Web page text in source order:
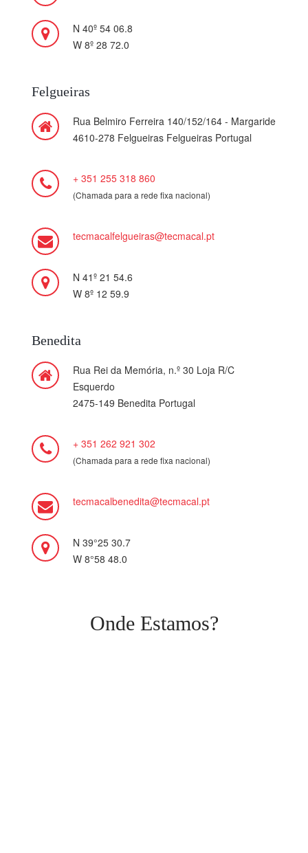
N 40º 54 06.8
W 8º 28 72.0
Felgueiras
Rua Belmiro Ferreira 140/152/164 - Margaride
4610-278 Felgueiras Felgueiras Portugal
+ 351 255 318 860
(Chamada para a rede fixa nacional)
tecmacalfelgueiras@tecmacal.pt
N 41º 21 54.6
W 8º 12 59.9
Benedita
Rua Rei da Memória, n.º 30 Loja R/C
Esquerdo
2475-149 Benedita Portugal
+ 351 262 921 302
(Chamada para a rede fixa nacional)
tecmacalbenedita@tecmacal.pt
N 39°25 30.7
W 8°58 48.0
Onde Estamos?